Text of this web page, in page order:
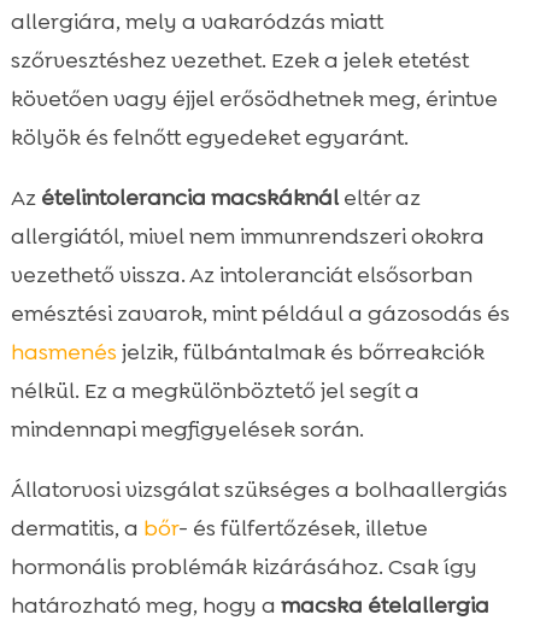
allergiára, mely a vakaródzás miatt
szőrvesztéshez vezethet. Ezek a jelek etetést
követően vagy éjjel erősödhetnek meg, érintve
kölyök és felnőtt egyedeket egyaránt.
Az ételintolerancia macskáknáleltér az
allergiától, mivel nem immunrendszeri okokra
vezethető vissza. Az intoleranciát elsősorban
emésztési zavarok, mint például a gázosodás és
hasmenés jelzik, fülbántalmak és bőrreakciók
nélkül. Ez a megkülönböztető jel segít a
mindennapi megfigyelések során.
Állatorvosi vizsgálat szükséges a bolhaallergiás
dermatitis, a bőr- és fülfertőzések, illetve
hormonális problémák kizárásához. Csak így
határozható meg, hogy a macska ételallergia